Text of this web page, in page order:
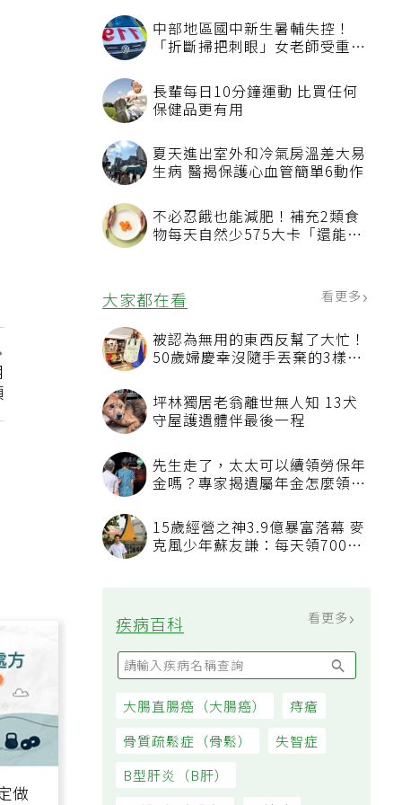
最新文章 看更多
恐失明
保健品更有用
生病 醫揭保護心血管簡單6動作
物每天自然少575大卡「還能吃
飽飽的」
大家都在看 看更多
坪林獨居老翁離世無人知 13犬
守屋護遺體伴最後一程
先生走了，太太可以續領勞保年
金嗎？專家揭遺屬年金怎麼領，
看順位還要看資格
15歲經營之神3.9億暴富落幕 麥
克風少年蘇友謙：每天領700元
過日子